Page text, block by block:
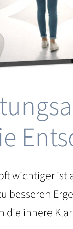
wichtiger ist
besseren
die innere